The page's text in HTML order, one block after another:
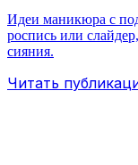
Идеи маникюра с
роспись или
сияния.
Читать